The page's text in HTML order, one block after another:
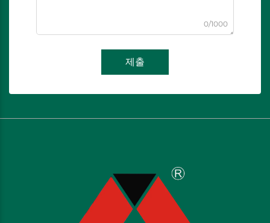
0/1000
제출